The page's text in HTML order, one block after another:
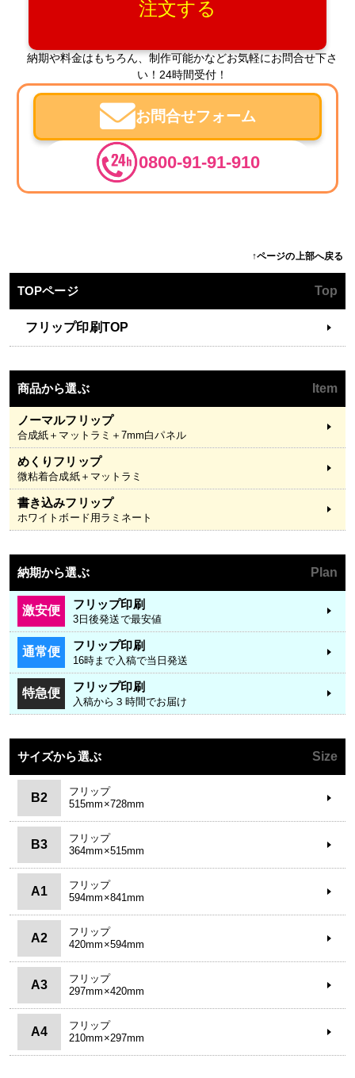
注文する
納期や料金はもちろん、制作可能かなどお気軽にお問合せ下さ
い！24時間受付！
お問合せフォーム
0800-91-91-910
↑ページの上部へ戻る
TOPページ Top
フリップ印刷TOP
商品から選ぶ Item
ノーマルフリップ
合成紙＋マットラミ＋7mm白パネル
めくりフリップ
微粘着合成紙＋マットラミ
書き込みフリップ
ホワイトボード用ラミネート
納期から選ぶ Plan
激安便 フリップ印刷
3日後発送で最安値
通常便 フリップ印刷
16時まで入稿で当日発送
特急便 フリップ印刷
入稿から３時間でお届け
サイズから選ぶ Size
B2
フリップ
515mm×728mm
B3
フリップ
364mm×515mm
A1
フリップ
594mm×841mm
A2
フリップ
420mm×594mm
A3
フリップ
297mm×420mm
A4
フリップ
210mm×297mm